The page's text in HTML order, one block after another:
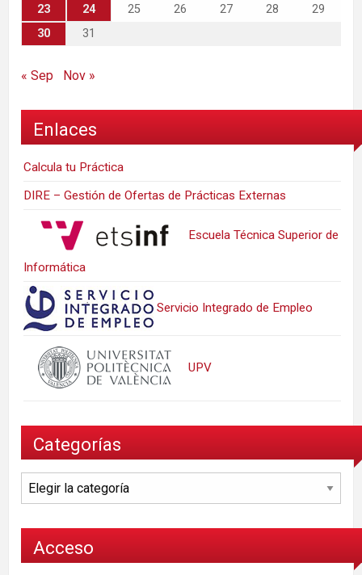
23
24 25 26 27 28
29
30
31
« Sep Nov »
Enlaces
Calcula tu Práctica
DIRE – Gestión de Ofertas de Prácticas Externas
Escuela Técnica Superior de
Informática
Servicio Integrado de Empleo
UPV
Categorías
Categorías
Acceso